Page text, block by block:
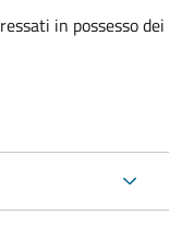
in possesso dei